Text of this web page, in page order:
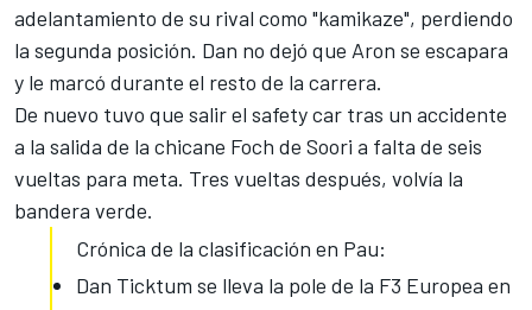
adelantamiento de su rival como "kamikaze", perdiendo
la segunda posición. Dan no dejó que Aron se escapara
y le marcó durante el resto de la carrera.
De nuevo tuvo que salir el safety car tras un accidente
a la salida de la chicane Foch de Soori a falta de seis
vueltas para meta. Tres vueltas después, volvía la
bandera verde.
Crónica de la clasificación en Pau:
Dan Ticktum se lleva la pole de la F3 Europea en